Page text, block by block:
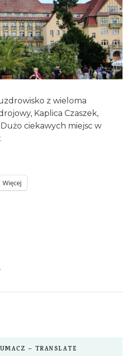
z wieloma
Kaplica Czaszek,
ciekawych miejsc w
Więcej
– TRANSLATE